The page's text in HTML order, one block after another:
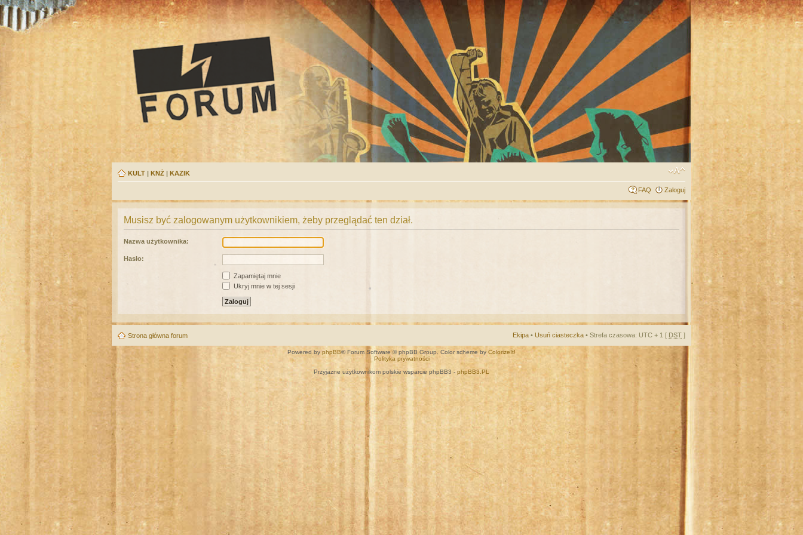
KULT | KNŻ | KAZIK
FAQ Zaloguj
Musisz być zalogowanym użytkownikiem, żeby przeglądać ten dział.
Nazwa użytkownika:
Hasło:
Zapamiętaj mnie
Ukryj mnie w tej sesji
Strona główna forum Ekipa • Usuń ciasteczka • Strefa czasowa: UTC + 1 [ DST ]
Powered by phpBB® Forum Software © phpBB Group. Color scheme by ColorizeIt!
Polityka prywatności
Przyjazne użytkownikom polskie wsparcie phpBB3 - phpBB3.PL